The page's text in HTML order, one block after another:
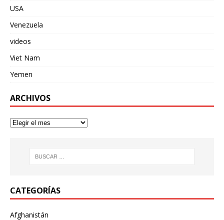
USA
Venezuela
videos
Viet Nam
Yemen
ARCHIVOS
CATEGORÍAS
Afghanistán